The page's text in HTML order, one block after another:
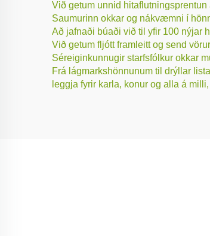
Við getum unnid hitaflutningsprentun
Saumurinn okkar og nákvæmni í
Að jafnaði búaði við til yfir 100 nýjar
Við getum fljótt framleitt og send
Séreiginkunnugir starfsfólkur okkar
Frá lágmarkshönnunum til drýllar
leggja fyrir karla, konur og alla á